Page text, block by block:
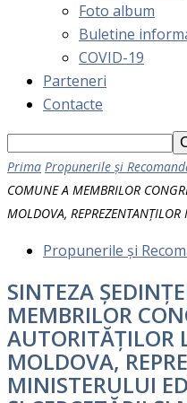
Foto album
Buletine
COVID-19
Parteneri
Contacte
Prima Propunerile și
COMUNE A MEMBRILOR
MOLDOVA,
Propunerile și
SINTEZA
MEMBRILOR
AUTORITĂȚILOR
MOLDOVA,
MINISTERULUI